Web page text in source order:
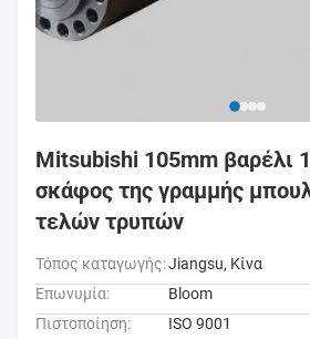
Mitsubishi 105mm βαρέλι
σκάφος της γραμμής
τελών τρυπών
Τόπος καταγωγής:Jiangsu, Κίνα
Επωνυμία:
Bloom
Πιστοποίηση:
ISO 9001